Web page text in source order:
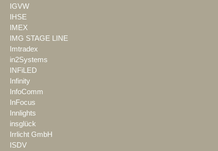
IGVW
IHSE
IMEX
IMG STAGE LINE
Imtradex
in2Systems
INFiLED
Infinity
InfoComm
InFocus
Innlights
insglück
Irrlicht GmbH
ISDV